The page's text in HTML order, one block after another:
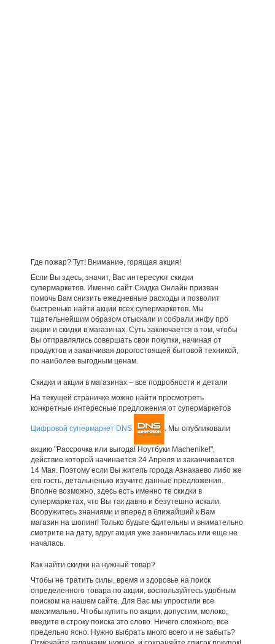
Где пожар? Тут! Внимание, горящая акция!
Если Вы здесь, значит, Вас интересуют скидки
супермаркетов. Именно сайт Скидка Онлайн призван
помочь Вам снизить ежедневные расходы и позволит
быстренько найти акции всех супермаркетов. Мы
тщательнейшим образом отыскали и собрали инфу про
акции и скидки в магазинах. Суть заключается в том, чтобы
Вы отправлялись совершать свои покупки, начиная от
продуктов и заканчивая дорогостоящей бытовой техникой,
по наиболее выгодным ценам.
Скидки и акции в магазинах – все подробности и детали
На текущей страничке можно найти просмотреть
конкретные интересные предложения от супермаркетов
Цифровой супермаркет DNS . Мы опубликовали
акцию "Рассрочка или выгода! Ноутбуки Machenike!",
действие которой начинается 24 Апреля и заканчивается
14 Мая. Поэтому если Вы житель города Азнакаево либо же
его гость, детальненько изучите данные предложения.
Вполне возможно, здесь есть именно те скидки в
супермаркетах, что Вы так давно и безутешно искали.
Вооружитесь знаниями и вперед в ближайший к Вам
магазин на шопинг! Только будьте бдительны и внимательно
смотрите на дату, вдруг акция уже закончилась или еще не
началась.
Как найти скидки на нужный товар?
Чтобы не тратить силы, время и здоровье на поиск
определенного товара по акции, воспользуйтесь удобным
поиском на нашем сайте. Для Вас мы упростили все
максимально. Чтобы купить по акции, допустим, молоко,
введите в строку поиска это слово. Ничего сложного, все
предельно ясно. Нужно выбрать много всего и не забыть?